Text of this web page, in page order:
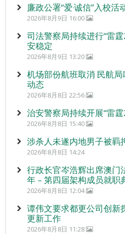
廉政公署“爱‧诚信”入校
2026年8月9日 16:00
司法警察局持续进行“雷
安稳定
2026年8月9日 13:20
机场部份航班取消 民航
动态
2026年8月8日 22:56
治安警察局持续开展“雷
2026年8月8日 15:40
涉杀人未遂内地男子被羁
2026年8月8日 14:24
行政长官岑浩辉出席澳门
年 – 第四届架构成员就职
2026年8月8日 12:04
谭伟文要求都更公司创新
更新工作
2026年8月8日 11:28